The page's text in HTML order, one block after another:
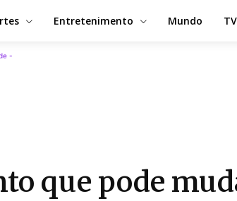
Entretenimento Mundo
-
que pode